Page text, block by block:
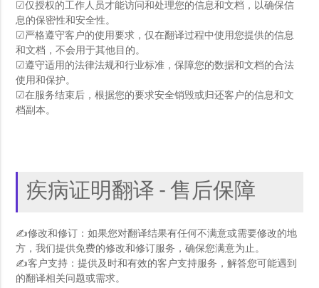
☑仅授权的工作人员才能访问和处理您的信息和文档，以确保信
息的保密性和安全性。
☑严格遵守客户的使用要求，仅在翻译过程中使用您提供的信息
和文档，不会用于其他目的。
☑遵守适用的法律法规和行业标准，保障您的数据和文档的合法
使用和保护。
☑在服务结束后，根据您的要求安全销毁或归还客户的信息和文
档副本。
疾病证明翻译 - 售后保障
✍修改和修订：如果您对翻译结果有任何不满意或需要修改的地
方，我们提供免费的修改和修订服务，确保您满意为止。
✍客户支持：提供及时和有效的客户支持服务，解答您可能遇到
的翻译相关问题或需求。